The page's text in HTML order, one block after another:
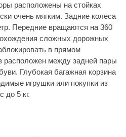
расположены на стойках
очень мягким. Задние колеса
Передние вращаются на 360
сложных дорожных
в прямом
расположен между задней пары
Глубокая багажная корзина
игрушки или покупки из
до 5 кг.